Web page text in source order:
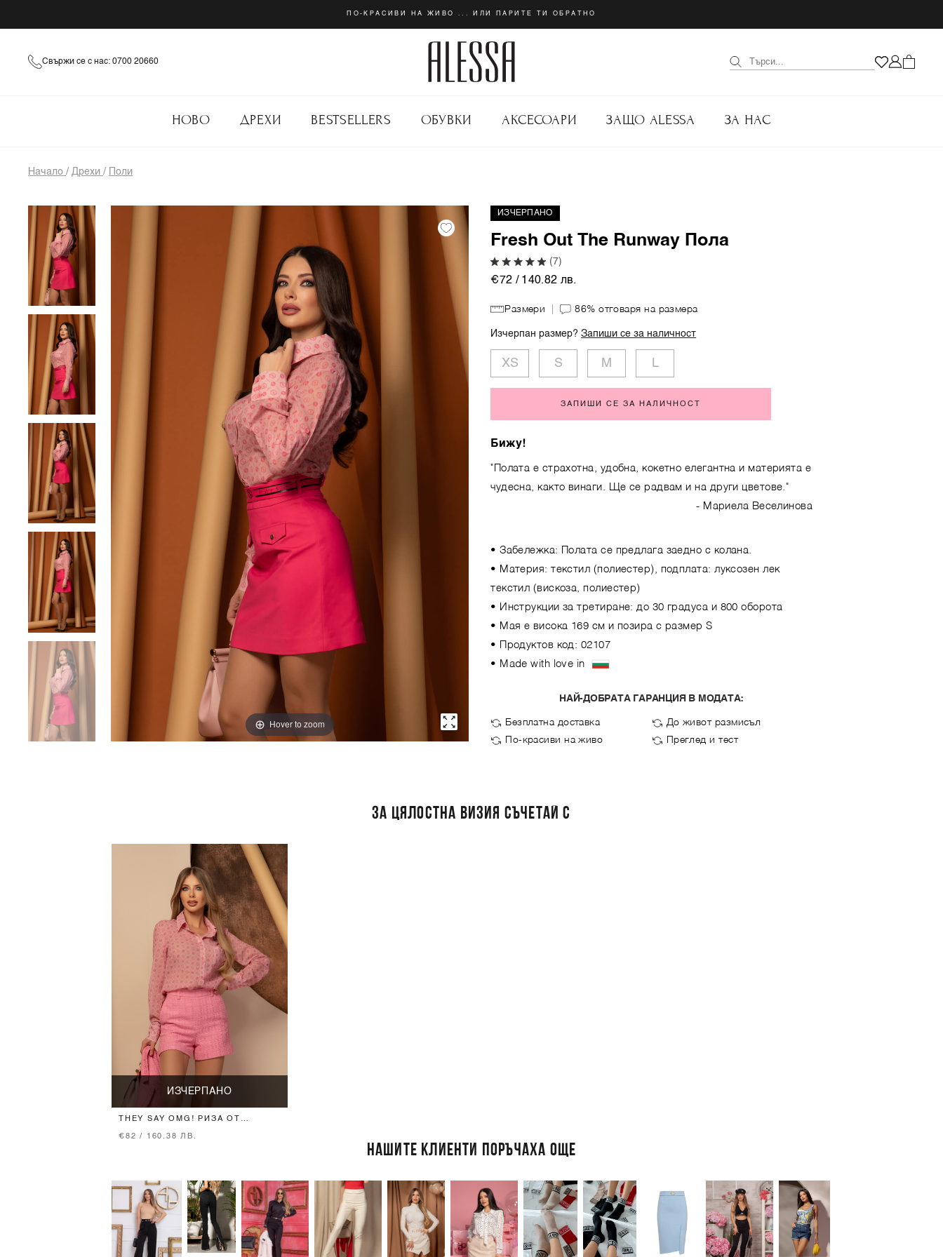
ПО-КРАСИВИ НА ЖИВО ... ИЛИ ПАРИТЕ ТИ ОБРАТНО
Свържи се с нас: 0700 20660
НОВО ДРЕХИ BESTSELLERS ОБУВКИ АКСЕСОАРИ ЗАЩО ALESSA ЗА НАС
Начало / Дрехи / Поли
Hover to zoom
ИЗЧЕРПАНО
Fresh Out The Runway Пола
(7)
€72 / 140.82 лв.
Размери 86%отговаря на размера
Изчерпан размер?Запиши се за наличност
XS S M L
ЗАПИШИ СЕ ЗА НАЛИЧНОСТ
Бижу!
"Полата е страхотна, удобна, кокетно елегантна и материята е
чудесна, както винаги. Ще се радвам и на други цветове."
- Мариела Веселинова
• Забележка: Полата се предлага заедно с колана.
• Материя: текстил (полиестер), подплата: луксозен лек
текстил (вискоза, полиестер)
• Инструкции за третиране: до 30 градуса и 800 оборота
• Мая е висока 169 см и позира с размер S
• Продуктов код: 02107
• Made with love in
НАЙ-ДОБРАТА ГАРАНЦИЯ В МОДАТА:
Безплатна доставка
До живот размисъл
По-красиви на живо
Преглед и тест
ЗА ЦЯЛОСТНА ВИЗИЯ СЪЧЕТАЙ С
ИЗЧЕРПАНО
THEY SAY OMG! РИЗА ОТ
€82 / 160.38 ЛВ.
НАШИТЕ КЛИЕНТИ ПОРЪЧАХА ОЩЕ